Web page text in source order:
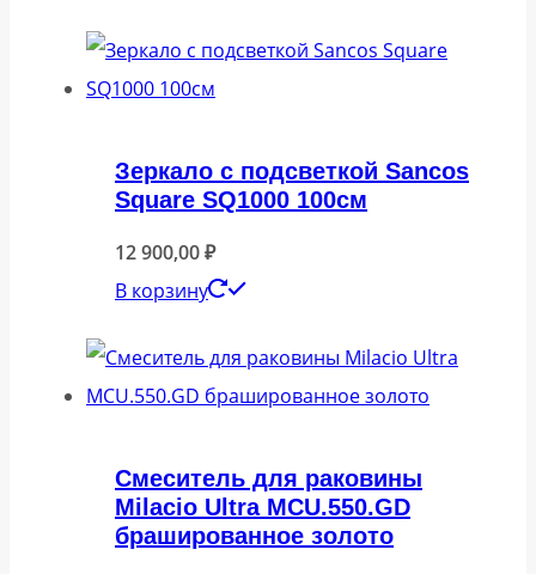
Зеркало с подсветкой Sancos
Square SQ1000 100см
12 900,00₽
В корзину
Смеситель для раковины
Milacio Ultra MCU.550.GD
брашированное золото